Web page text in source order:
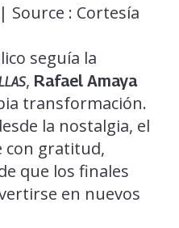
Source : Cortesía
seguía la
, Rafael Amaya
transformación.
la nostalgia, el
con gratitud,
que los finales
en nuevos